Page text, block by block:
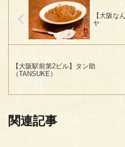
【大阪な
ヤ
【大阪駅前第2ビル】タン助
（TANSUKE）
関連記事